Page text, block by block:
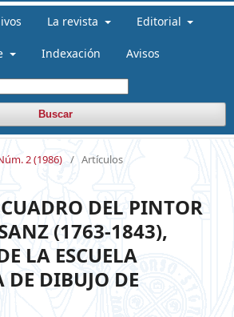
La revista Editorial
Indexación Avisos
Buscar
2 (1986) / Artículos
DEL PINTOR
(1763-1843),
LA ESCUELA
DE DIBUJO DE